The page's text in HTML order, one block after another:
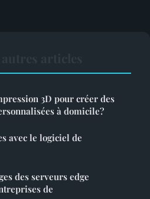
3D pour créer des
à domicile?
avec le logiciel de
des serveurs edge
de